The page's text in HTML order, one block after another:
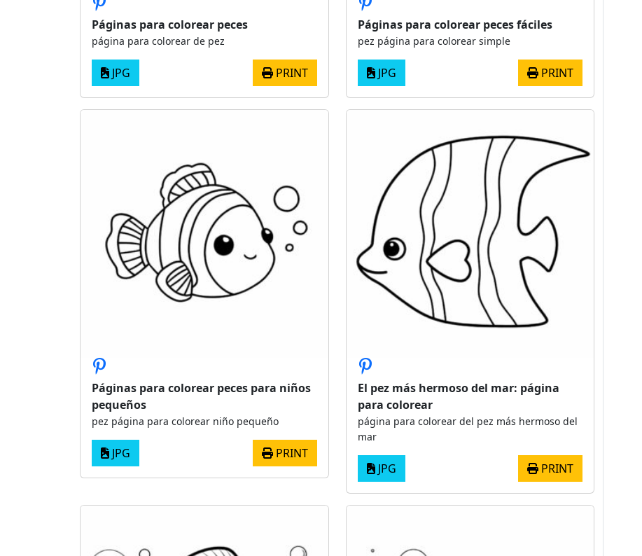
Páginas para colorear peces
página para colorear de pez
JPG PRINT
Páginas para colorear peces fáciles
pez página para colorear simple
JPG PRINT
Páginas para colorear peces para niños
pequeños
pez página para colorear niño pequeño
JPG PRINT
El pez más hermoso del mar: página
para colorear
página para colorear del pez más hermoso del
mar
JPG PRINT